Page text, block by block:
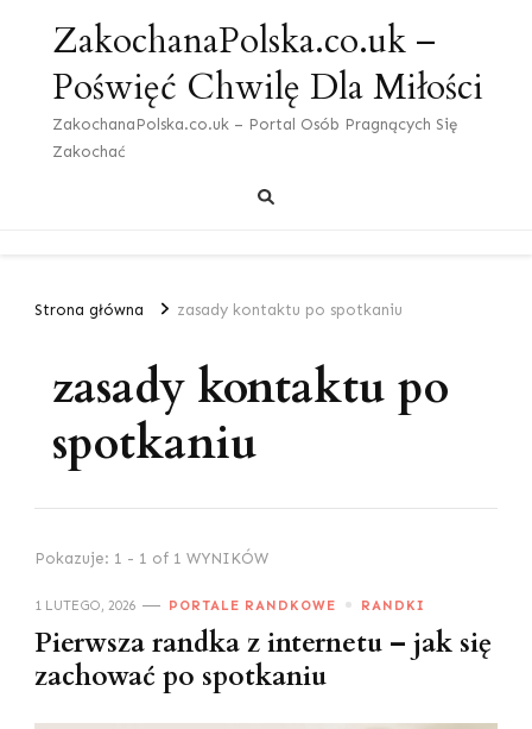
ZakochanaPolska.co.uk –
Poświęć Chwilę Dla Miłości
ZakochanaPolska.co.uk – Portal Osób Pragnących Się
Zakochać
Strona główna zasady kontaktu po spotkaniu
zasady kontaktu po
spotkaniu
Pokazuje: 1 - 1 of 1 WYNIKÓW
1 LUTEGO, 2026 PORTALE RANDKOWE RANDKI
Pierwsza randka z internetu – jak się
zachować po spotkaniu